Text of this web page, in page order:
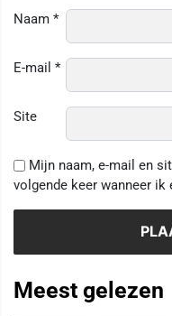
Naam *
E-mail *
Site
Mijn naam, e-mail en
volgende keer wanneer ik
Meest gelezen